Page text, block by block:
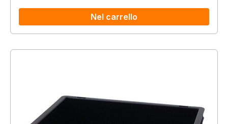
Nel carrello